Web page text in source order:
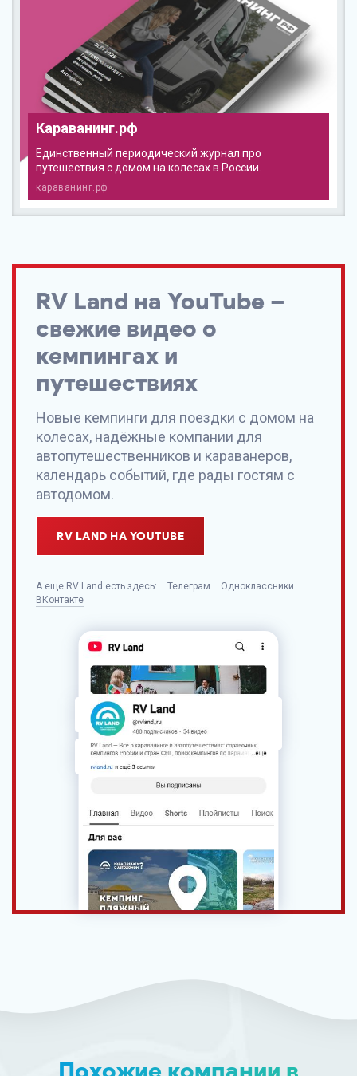
Караванинг.рф
Единственный периодический журнал про
путешествия с домом на колесах в России.
караванинг.рф
RV Land на YouTube –
свежие видео о
кемпингах и
путешествиях
Новые кемпинги для поездки с домом на
колесах, надёжные компании для
автопутешественников и караванеров,
календарь событий, где рады гостям с
автодомом.
RV LAND НА YOUTUBE
А еще RV Land есть здесь: Телеграм
Одноклассники
ВКонтакте